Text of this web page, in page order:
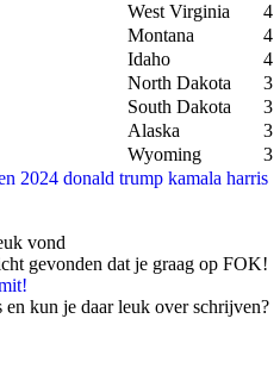
West Virginia
4
Montana
4
Idaho
4
North Dakota
3
South Dakota
3
Alaska
3
Wyoming
3
2024 donald trump kamala harris
vond
gevonden dat je graag op FOK!
kun je daar leuk over schrijven?